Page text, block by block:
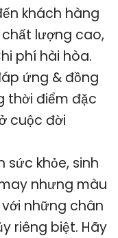
khách hàng
lượng cao,
phí hài hòa.
ứng & đồng
thời điểm đặc
cuộc đời
sức khỏe, sinh
nhưng màu
những chân
riêng biệt. Hãy